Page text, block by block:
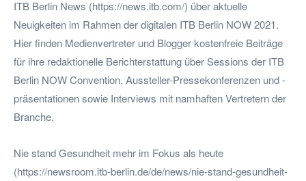
ITB Berlin News (https://news.itb.com/) über aktuelle
Neuigkeiten im Rahmen der digitalen ITB Berlin NOW 2021.
Hier finden Medienvertreter und Blogger kostenfreie Beiträge
für ihre redaktionelle Berichterstattung über Sessions der ITB
Berlin NOW Convention, Aussteller-Pressekonferenzen und -
präsentationen sowie Interviews mit namhaften Vertretern der
Branche.
Nie stand Gesundheit mehr im Fokus als heute
(https://newsroom.itb-berlin.de/de/news/nie-stand-gesundheit-